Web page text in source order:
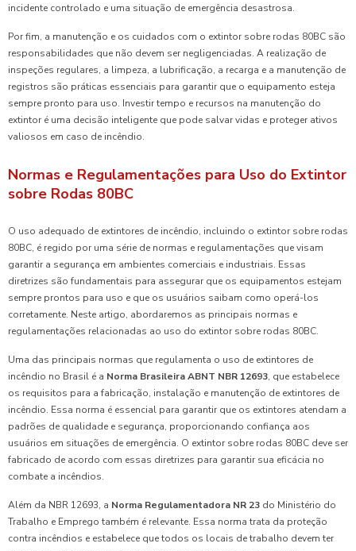
incidente controlado e uma situação de emergência desastrosa.
Por fim, a manutenção e os cuidados com o extintor sobre rodas 80BC são
responsabilidades que não devem ser negligenciadas. A realização de
inspeções regulares, a limpeza, a lubrificação, a recarga e a manutenção de
registros são práticas essenciais para garantir que o equipamento esteja
sempre pronto para uso. Investir tempo e recursos na manutenção do
extintor é uma decisão inteligente que pode salvar vidas e proteger ativos
valiosos em caso de incêndio.
Normas e Regulamentações para Uso do Extintor
sobre Rodas 80BC
O uso adequado de extintores de incêndio, incluindo o extintor sobre rodas
80BC, é regido por uma série de normas e regulamentações que visam
garantir a segurança em ambientes comerciais e industriais. Essas
diretrizes são fundamentais para assegurar que os equipamentos estejam
sempre prontos para uso e que os usuários saibam como operá-los
corretamente. Neste artigo, abordaremos as principais normas e
regulamentações relacionadas ao uso do extintor sobre rodas 80BC.
Uma das principais normas que regulamenta o uso de extintores de
incêndio no Brasil é a Norma Brasileira ABNT NBR 12693, que estabelece
os requisitos para a fabricação, instalação e manutenção de extintores de
incêndio. Essa norma é essencial para garantir que os extintores atendam a
padrões de qualidade e segurança, proporcionando confiança aos
usuários em situações de emergência. O extintor sobre rodas 80BC deve ser
fabricado de acordo com essas diretrizes para garantir sua eficácia no
combate a incêndios.
Além da NBR 12693, a Norma Regulamentadora NR 23 do Ministério do
Trabalho e Emprego também é relevante. Essa norma trata da proteção
contra incêndios e estabelece que todos os locais de trabalho devem ter